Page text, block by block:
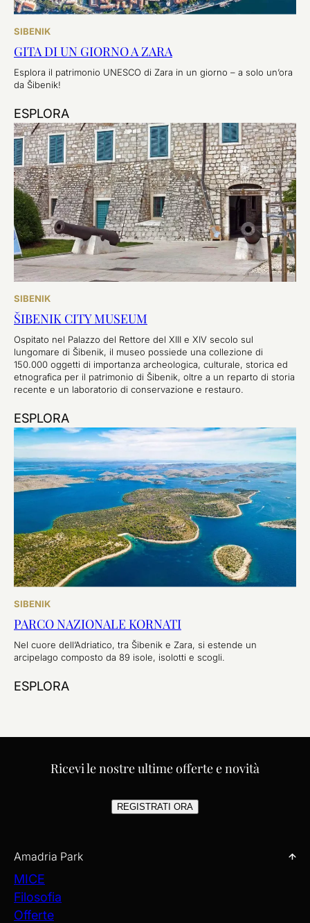
SIBENIK
GITA DI UN GIORNO A ZARA
Esplora il patrimonio UNESCO di Zara in un giorno – a solo un’ora
da Šibenik!
ESPLORA
SIBENIK
ŠIBENIK CITY MUSEUM
Ospitato nel Palazzo del Rettore del XIII e XIV secolo sul
lungomare di Šibenik, il museo possiede una collezione di
150.000 oggetti di importanza archeologica, culturale, storica ed
etnografica per il patrimonio di Šibenik, oltre a un reparto di storia
recente e un laboratorio di conservazione e restauro.
ESPLORA
SIBENIK
PARCO NAZIONALE KORNATI
Nel cuore dell’Adriatico, tra Šibenik e Zara, si estende un
arcipelago composto da 89 isole, isolotti e scogli.
ESPLORA
Ricevi le nostre ultime offerte e novità
REGISTRATI ORA
Amadria Park
MICE
Filosofia
Offerte